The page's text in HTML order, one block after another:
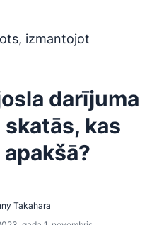
valodas, izmantojot
izmantojot
darījuma
kas
Takahara